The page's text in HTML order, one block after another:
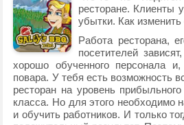
ресторане. Клиенты
убытки. Как
Работа ресторана,
посетителей
хорошо обученного персонала
повара. У тебя есть возможность
ресторан на уровень
класса. Но для этого необходимо
и обучить работников. И только